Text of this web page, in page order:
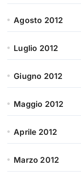
Agosto 2012
Luglio 2012
Giugno 2012
Maggio 2012
Aprile 2012
Marzo 2012